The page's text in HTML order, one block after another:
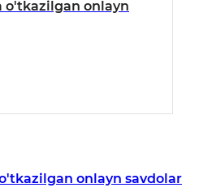
o'tkazilgan onlayn
onlayn savdolar